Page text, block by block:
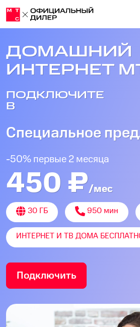
ДОМАШНИЙ
ИНТЕРНЕТ
ПОДКЛЮЧИТЕ
В
Специальное
-50% первые 2 месяца
450 ₽/мес
30 ГБ 950 мин
ИНТЕРНЕТ И ТВ ДОМА
Подключить